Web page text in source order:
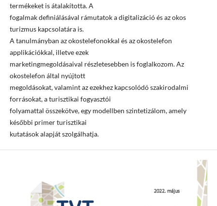
termékeket is átalakította. A
fogalmak definiálásával rámutatok a digitalizáció és az okos
turizmus kapcsolatára is.
A tanulmányban az okostelefonokkal és az okostelefon
applikációkkal, illetve ezek
marketingmegoldásaival részletesebben is foglalkozom. Az
okostelefon által nyújtott
megoldásokat, valamint az ezekhez kapcsolódó szakirodalmi
forrásokat, a turisztikai fogyasztói
folyamattal összekötve, egy modellben szintetizálom, amely
későbbi primer turisztikai
kutatások alapját szolgálhatja.